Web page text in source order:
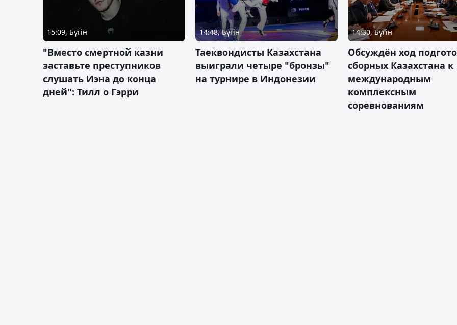
15:09, Бүгін
"Вместо смертной казни
заставьте преступников
слушать Иэна до конца
дней": Тилл о Гэрри
14:48, Бүгін
Таеквондисты Казахстана
выиграли четыре "бронзы"
на турнире в Индонезии
14:30, Бүгін
Обсуждён ход
сборных Казахстана к
международным
комплексным
соревнованиям